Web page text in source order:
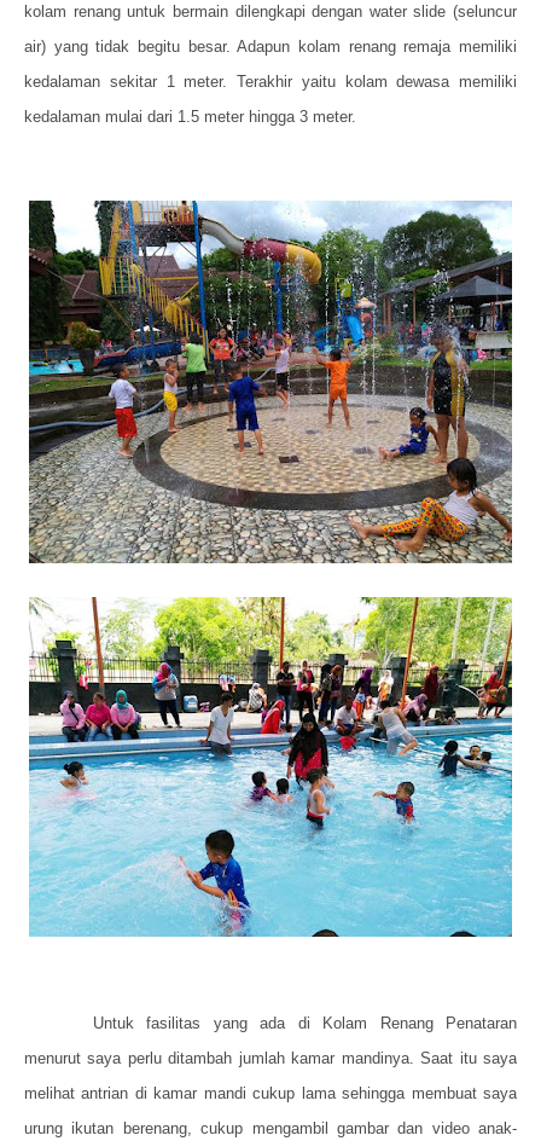
kolam renang untuk bermain dilengkapi dengan water slide (seluncur
air) yang tidak begitu besar. Adapun kolam renang remaja memiliki
kedalaman sekitar 1 meter. Terakhir yaitu kolam dewasa memiliki
kedalaman mulai dari 1.5 meter hingga 3 meter.
Untuk fasilitas yang ada di Kolam Renang Penataran
menurut saya perlu ditambah jumlah kamar mandinya. Saat itu saya
melihat antrian di kamar mandi cukup lama sehingga membuat saya
urung ikutan berenang, cukup mengambil gambar dan video anak-